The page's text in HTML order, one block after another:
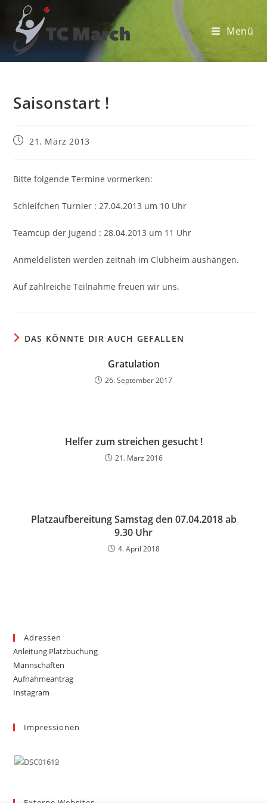
Inhalt
springen
Menü
Saisonstart !
Beitrag21. März 2013
Bitte folgende Termine vormerken:
Schleifchen Turnier : 27.04.2013 um 10 Uhr
Teamcup der Jugend : 28.04.2013 um 11 Uhr
Anmeldelisten werden zeitnah im Clubheim aushängen.
Auf zahlreiche Teilnahme freuen wir uns.
DAS KÖNNTE DIR AUCH GEFALLEN
Gratulation
26. September 2017
Helfer zum streichen gesucht !
21. März 2016
Platzaufbereitung Samstag den 07.04.2018 ab
9.30 Uhr
4. April 2018
Adressen
Anleitung Platzbuchung
Mannschaften
Aufnahmeantrag
Instagram
Impressionen